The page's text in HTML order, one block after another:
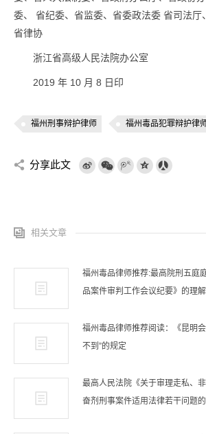
委、 省纪委、省监委、省委政法委 省司法厅
省律协
浙江省高级人民法院办公室
2019 年 10 月 8 日印
福州刑事辩护律师 福州毒品犯罪辩护律
分享此文
相关文章
福州毒品律师推荐:最高院刑五庭
品案件审判工作会议纪要》的理
福州毒品律师推荐阅读：《昆明
不到”的规定
最高人民法院《关于审理走私、
奋剂刑事案件适用法律若干问题的